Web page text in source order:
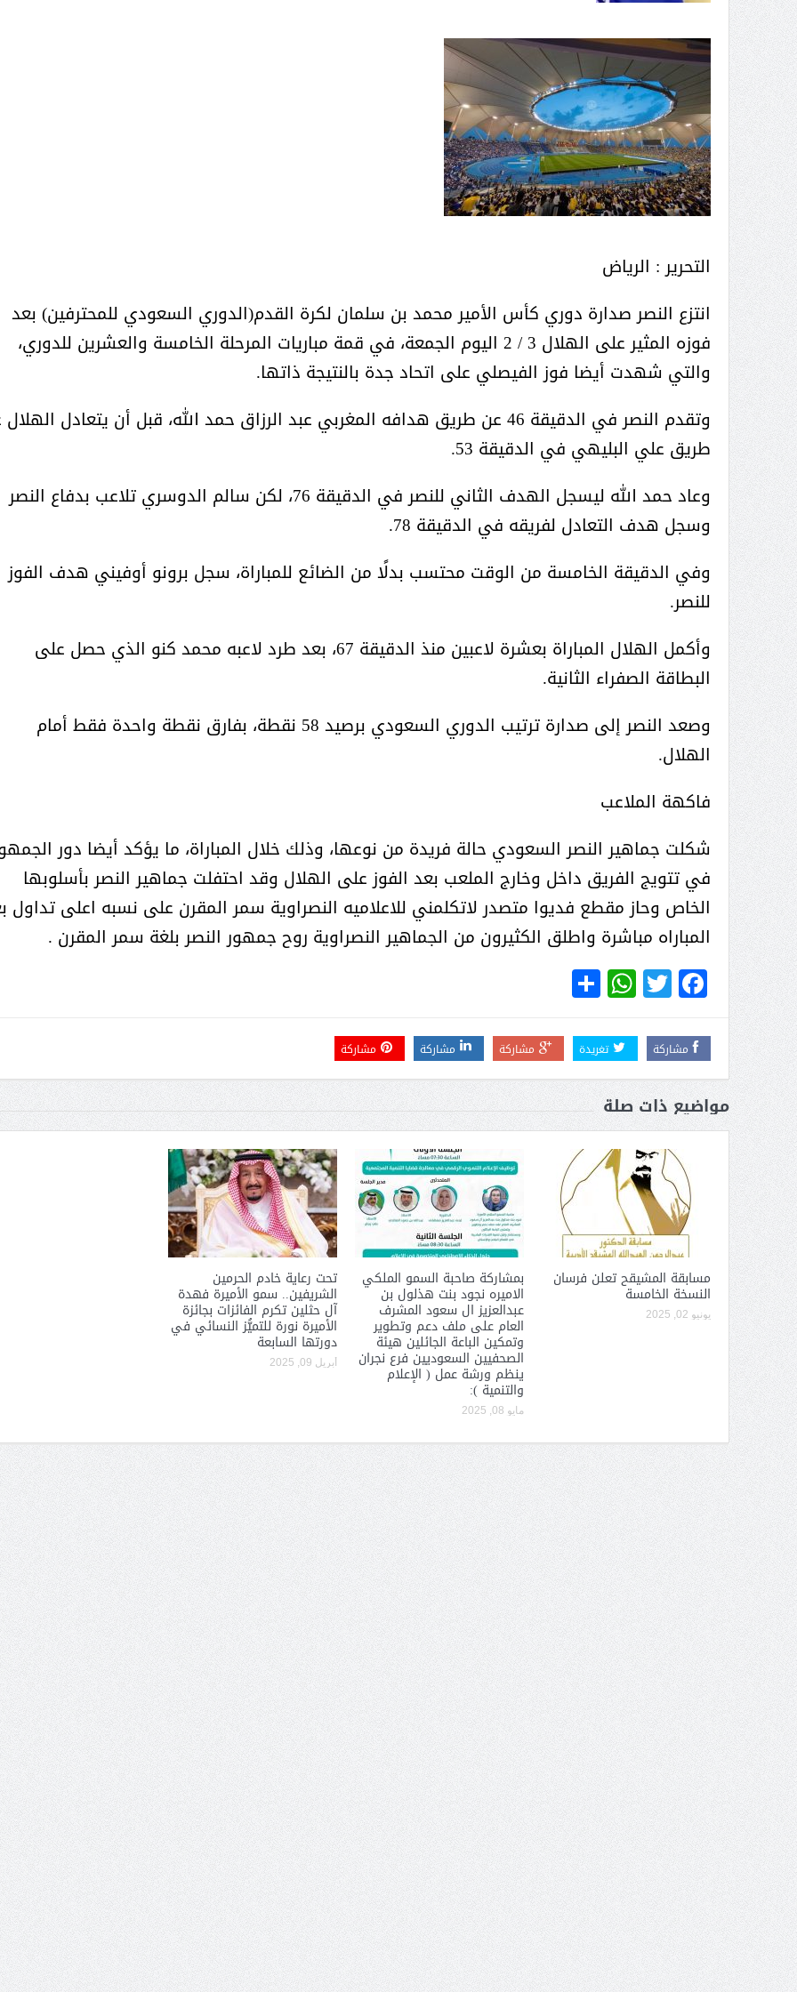
التحرير : الرياض
انتزع النصر صدارة دوري كأس الأمير محمد بن سلمان لكرة القدم(الدوري السعودي للمحترفين) بعد
فوزه المثير على الهلال 3 / 2 اليوم الجمعة، في قمة مباريات المرحلة الخامسة والعشرين للدوري،
والتي شهدت أيضا فوز الفيصلي على اتحاد جدة بالنتيجة ذاتها.
وتقدم النصر في الدقيقة 46 عن طريق هدافه المغربي عبد الرزاق حمد الله، قبل أن يتعادل
طريق علي البليهي في الدقيقة 53.
وعاد حمد الله ليسجل الهدف الثاني للنصر في الدقيقة 76، لكن سالم الدوسري تلاعب بدفاع النصر
وسجل هدف التعادل لفريقه في الدقيقة 78.
وفي الدقيقة الخامسة من الوقت محتسب بدلًا من الضائع للمباراة، سجل برونو أوفيني هدف الفوز
للنصر.
وأكمل الهلال المباراة بعشرة لاعبين منذ الدقيقة 67، بعد طرد لاعبه محمد كنو الذي حصل على
البطاقة الصفراء الثانية.
وصعد النصر إلى صدارة ترتيب الدوري السعودي برصيد 58 نقطة، بفارق نقطة واحدة فقط أمام
الهلال.
فاكهة الملاعب
شكلت جماهير النصر السعودي حالة فريدة من نوعها، وذلك خلال المباراة، ما يؤكد أيضا دور
في تتويج الفريق داخل وخارج الملعب بعد الفوز على الهلال وقد احتفلت جماهير النصر بأسلوبها
الخاص وحاز مقطع فديوا متصدر لاتكلمني للاعلاميه النصراوية سمر المقرن على نسبه اعلى تداول
المباراه مباشرة واطلق الكثيرون من الجماهير النصراوية روح جمهور النصر بلغة سمر المقرن .
Facebook
Twitter
WhatsApp
مشاركة تغريدة مشاركة مشاركة مشاركة
مواضيع ذات صلة
مسابقة المشيقح تعلن فرسان
النسخة الخامسة
يونيو 02, 2025
بمشاركة صاحبة السمو الملكي
الاميره نجود بنت هذلول بن
عبدالعزيز ال سعود المشرف
العام على ملف دعم وتطوير
وتمكين الباعة الجائلين هيئة
الصحفيين السعوديين فرع نجران
ينظم ورشة عمل ( الإعلام
والتنمية ):
مايو 08, 2025
تحت رعاية خادم الحرمين
الشريفين.. سمو الأميرة فهدة
آل حثلين تكرم الفائزات بجائزة
الأميرة نورة للتميُّز النسائي في
دورتها السابعة
أبريل 09, 2025
الباعة الجائلين هيئة الصحفيين
السعوديين فرع نجران ينظم ورشة
عمل ( الإعلام والتنمية ):
المؤشرات الجغرافية
عمل ينظمها
يحصل على الدكتوراة في الإدارة من
( مشعل بن عبد الله ) ..
جينات الوطن
حوار يحمل جينات الوطن مع الأمير
مشعل بن عبد الله بن عبد العزيز
( مشعل بن عبد الله ) … عاشق
نجران
عبد العزيز.. ملك القلوب
رئيس غرفة نجران
الانتخابات لن
المجلس
عضو مجلس الشارقة الرياضي
والمدير السابق للأكاديمية الأولمبية
في الامارات د . عبد الملك جاني :
منتدى ( اكتشاف المواهب
الاجتماعية ) فرصة للتوأمة بين
الرياضة والعمل الاجتماعي
وزير حقوق الإنسان اليمني يؤكد أن
الميليشيا ترتكب جرائم إنسانية
بشكل يومي محمد عسكر لـ« البيان
»: «عاصفة الحزم» بوابة الردع
العربي لأطماع إيران
انعقاد ملتقى (الوطن
السعودي).. حوار استثنائي
لجائزة الأميرة صيتة
العزيز للتميز في العمل
أ. د فهد المغلوث